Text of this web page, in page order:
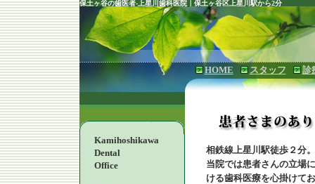
保土ヶ谷の歯医者-上星川歯科医院｜保土ヶ谷区上星川駅から2分
HOME スタッフ 診
Kamihoshikawa
Dental
Office
相鉄線上星川駅徒歩２分。
当院では患者さんの立場
ける歯科医療を心掛けて